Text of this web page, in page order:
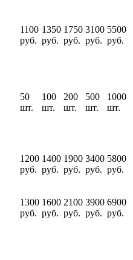
1100
руб.
1350
руб.
1750
руб.
3100
руб.
5500
руб.
50
шт.
100
шт.
200
шт.
500
шт.
1000
шт.
1200
руб.
1400
руб.
1900
руб.
3400
руб.
5800
руб.
1300
руб.
1600
руб.
2100
руб.
3900
руб.
6900
руб.